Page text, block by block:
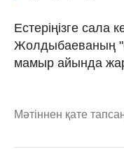
Естеріңізге сала
Жолдыбаеваның
мамыр айында
Мәтіннен қате